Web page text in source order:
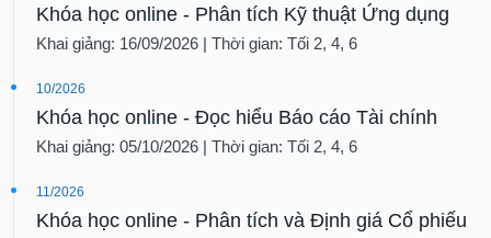
Khóa học online - Phân tích Kỹ thuật Ứng dụng
Khai giảng: 16/09/2026 | Thời gian: Tối 2, 4, 6
10/2026
Khóa học online - Đọc hiểu Báo cáo Tài chính
Khai giảng: 05/10/2026 | Thời gian: Tối 2, 4, 6
11/2026
Khóa học online - Phân tích và Định giá Cổ phiếu